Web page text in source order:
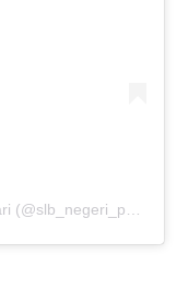
A post shared by Slb Negeri Panggungsari (@slb_negeri_panggungsari)